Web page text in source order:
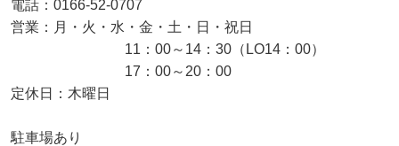
電話：0166-52-0707
営業：月・火・水・金・土・日・祝日
11：00～14：30（LO14：00）
17：00～20：00
定休日：木曜日
駐車場あり